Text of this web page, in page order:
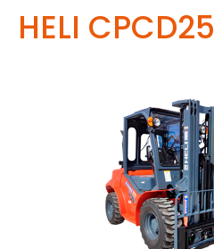
HELI CPCD25